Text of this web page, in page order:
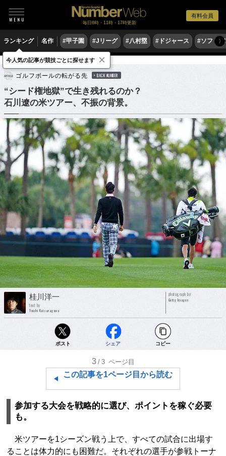
有料会員
毎日6時・11時・17時更新
ランキング 名作 #甲子園 #Jリーグ #八村塁 #ドジャース #ソフト〉
ゴルフ 男子ゴルフ
ゴルフボールの転がる先 BACK NUMBER
“シード権地獄”で生き残れるのか？
石川遼の米ツアー、不振の背景。
桂川洋一
text by
Yoichi Katsuragawa
photograph by
Getty Images
ポスト シェア コピー
3 /3 ページ目
この記事を1ページ目から読む
参加する大会を戦略的に選び、ポイントを稼ぐ必要
も。
米ツアーを1シーズン戦う上で、すべての試合に出場す
ることは体力的にも困難だ。それぞれの選手が参戦トーナ
今人気の記事が競技ごとに探せます ×